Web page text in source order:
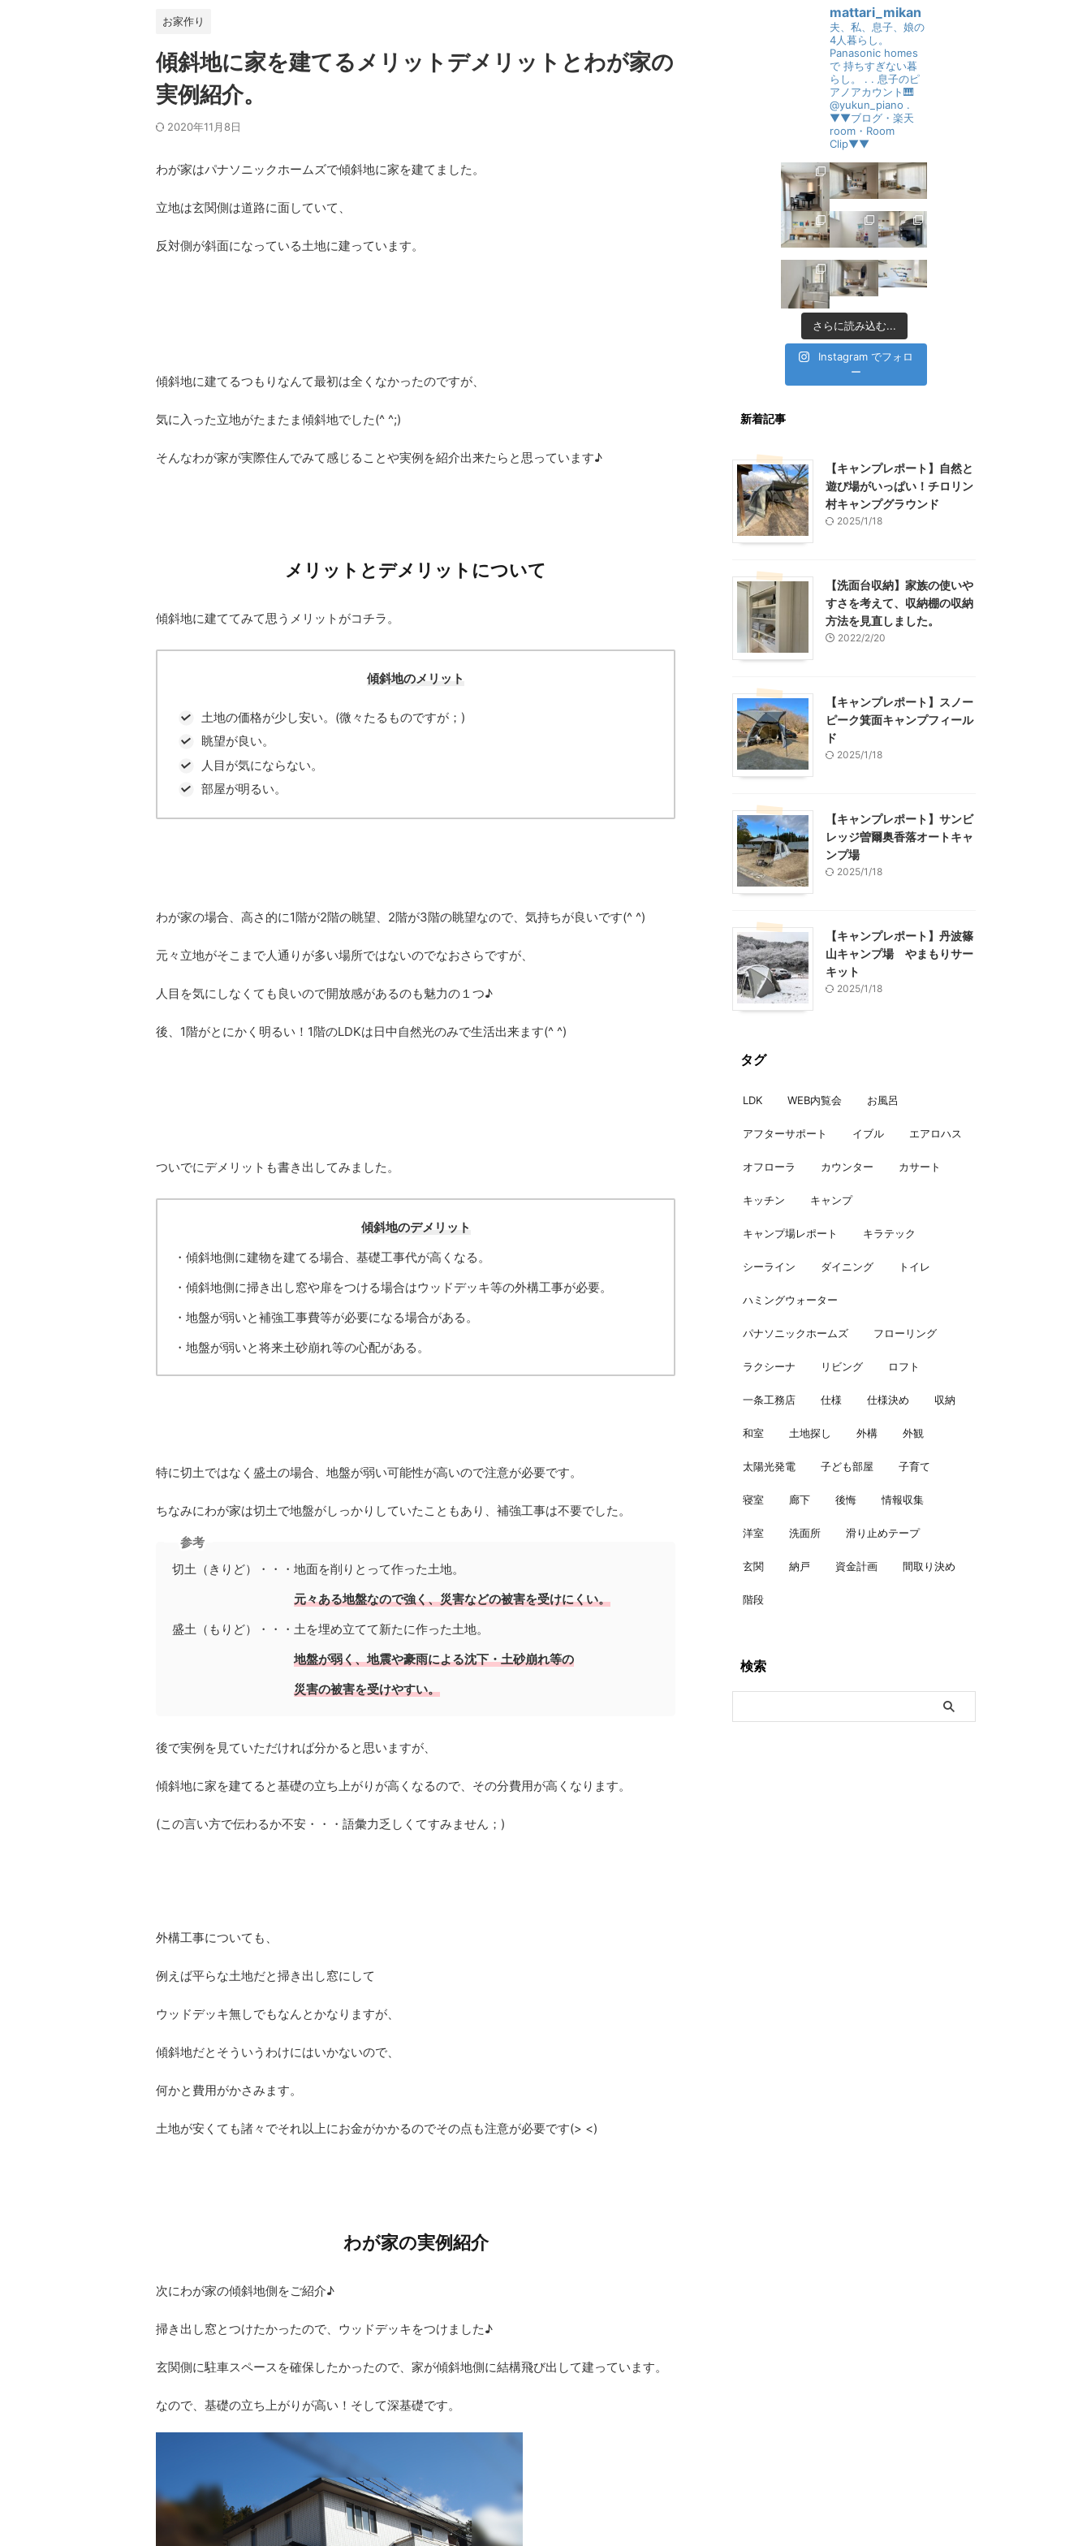
お家作り
傾斜地に家を建てるメリットデメリットとわが家の
実例紹介。
2020年11月8日
わが家はパナソニックホームズで傾斜地に家を建てました。
立地は玄関側は道路に面していて、
反対側が斜面になっている土地に建っています。
傾斜地に建てるつもりなんて最初は全くなかったのですが、
気に入った立地がたまたま傾斜地でした(^ ^;)
そんなわが家が実際住んでみて感じることや実例を紹介出来たらと思っています♪
メリットとデメリットについて
傾斜地に建ててみて思うメリットがコチラ。
傾斜地のメリット
土地の価格が少し安い。(微々たるものですが；)
眺望が良い。
人目が気にならない。
部屋が明るい。
わが家の場合、高さ的に1階が2階の眺望、2階が3階の眺望なので、気持ちが良いです(^ ^)
元々立地がそこまで人通りが多い場所ではないのでなおさらですが、
人目を気にしなくても良いので開放感があるのも魅力の１つ♪
後、1階がとにかく明るい！1階のLDKは日中自然光のみで生活出来ます(^ ^)
ついでにデメリットも書き出してみました。
傾斜地のデメリット
・傾斜地側に建物を建てる場合、基礎工事代が高くなる。
・傾斜地側に掃き出し窓や扉をつける場合はウッドデッキ等の外構工事が必要。
・地盤が弱いと補強工事費等が必要になる場合がある。
・地盤が弱いと将来土砂崩れ等の心配がある。
特に切土ではなく盛土の場合、地盤が弱い可能性が高いので注意が必要です。
ちなみにわが家は切土で地盤がしっかりしていたこともあり、補強工事は不要でした。
参考
切土（きりど）・・・地面を削りとって作った土地。
元々ある地盤なので強く、災害などの被害を受けにくい。
盛土（もりど）・・・土を埋め立てて新たに作った土地。
地盤が弱く、地震や豪雨による沈下・土砂崩れ等の
災害の被害を受けやすい。
後で実例を見ていただければ分かると思いますが、
傾斜地に家を建てると基礎の立ち上がりが高くなるので、その分費用が高くなります。
(この言い方で伝わるか不安・・・語彙力乏しくてすみません；)
外構工事についても、
例えば平らな土地だと掃き出し窓にして
ウッドデッキ無しでもなんとかなりますが、
傾斜地だとそういうわけにはいかないので、
何かと費用がかさみます。
土地が安くても諸々でそれ以上にお金がかかるのでその点も注意が必要です(> <)
わが家の実例紹介
次にわが家の傾斜地側をご紹介♪
掃き出し窓とつけたかったので、ウッドデッキをつけました♪
玄関側に駐車スペースを確保したかったので、家が傾斜地側に結構飛び出して建っています。
なので、基礎の立ち上がりが高い！そして深基礎です。
mattari_mikan
夫、私、息子、娘の
4人暮らし。
Panasonic homes
で 持ちすぎない暮
らし。
. . 息子のピ
アノアカウント🎹
@yukun_piano .
▼▼ブログ・楽天
room・Room
Clip▼▼
さらに読み込む...
Instagram でフォロ
ー
新着記事
【キャンプレポート】自然と
遊び場がいっぱい！チロリン
村キャンプグラウンド
2025/1/18
【洗面台収納】家族の使いや
すさを考えて、収納棚の収納
方法を見直しました。
2022/2/20
【キャンプレポート】スノー
ピーク箕面キャンプフィール
ド
2025/1/18
【キャンプレポート】サンビ
レッジ曽爾奥香落オートキャ
ンプ場
2025/1/18
【キャンプレポート】丹波篠
山キャンプ場 やまもりサー
キット
2025/1/18
タグ
LDK WEB内覧会 お風呂
アフターサポート イブル エアロハス
オフローラ カウンター カサート
キッチン キャンプ
キャンプ場レポート キラテック
シーライン ダイニング トイレ
ハミングウォーター
パナソニックホームズ フローリング
ラクシーナ リビング ロフト
一条工務店 仕様 仕様決め 収納
和室 土地探し 外構 外観
太陽光発電 子ども部屋 子育て
寝室 廊下 後悔 情報収集
洋室 洗面所 滑り止めテープ
玄関 納戸 資金計画 間取り決め
階段
検索